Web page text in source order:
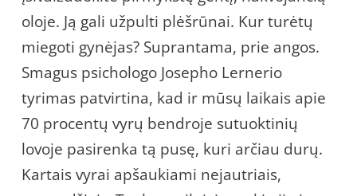
oloje. Ją gali užpulti plėšrūnai. Kur turėtų
miegoti gynėjas? Suprantama, prie angos.
Smagus psichologo Josepho Lernerio
tyrimas patvirtina, kad ir mūsų laikais apie
70 procentų vyrų bendroje sutuoktinių
lovoje pasirenka tą pusę, kuri arčiau durų.
Kartais vyrai apšaukiami nejautriais,